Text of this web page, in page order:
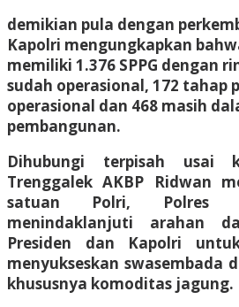
demikian pula dengan
Kapolri mengungkapkan
memiliki 1.376 SPPG dengan
sudah operasional, 172 tahap
operasional dan 468 masih
pembangunan.
Dihubungi terpisah usai
Trenggalek AKBP Ridwan
satuan Polri, Polres
menindaklanjuti arahan
Presiden dan Kapolri
menyukseskan swasembada
khususnya komoditas jagung.